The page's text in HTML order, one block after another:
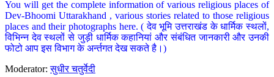
You will get the complete information of various religious places of
Dev-Bhoomi Uttarakhand , various stories related to those religious
places and their photographs here. ( देव भूमि उत्तराखंड के धार्मिक स्थलों,
विभिन्न देव स्थलों से जुड़ी धार्मिक कहानियां और संबंधित जानकारी और उनकी
फोटो आप इस विभाग के अर्न्तगत देख सकते है।)
Moderator:सुधीर चतुर्वेदी